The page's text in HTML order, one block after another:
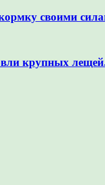
своими
крупных лещей.